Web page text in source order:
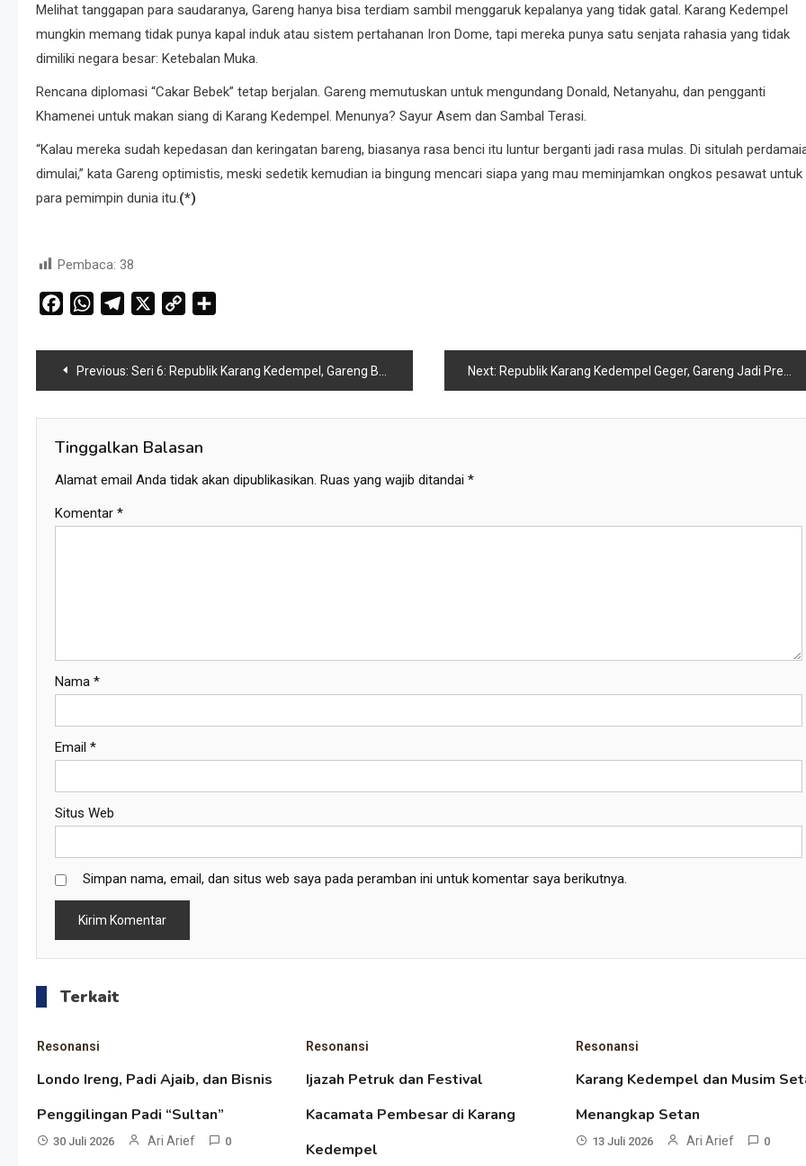
Melihat tanggapan para saudaranya, Gareng hanya bisa terdiam sambil menggaruk kepalanya yang tidak gatal. Karang Kedempel
mungkin memang tidak punya kapal induk atau sistem pertahanan Iron Dome, tapi mereka punya satu senjata rahasia yang tidak
dimiliki negara besar: Ketebalan Muka.
Rencana diplomasi “Cakar Bebek” tetap berjalan. Gareng memutuskan untuk mengundang Donald, Netanyahu, dan pengganti
Khamenei untuk makan siang di Karang Kedempel. Menunya? Sayur Asem dan Sambal Terasi.
“Kalau mereka sudah kepedasan dan keringatan bareng, biasanya rasa benci itu luntur berganti jadi rasa mulas. Di situlah
dimulai,” kata Gareng optimistis, meski sedetik kemudian ia bingung mencari siapa yang mau meminjamkan ongkos pesawat untuk
para pemimpin dunia itu.(*)
Pembaca: 38
FacebookWhatsAppTelegram
Copy
Navigasi
pos
Previous: Seri 6: Republik Karang Kedempel, Gareng Beri Koruptor Fasilitas, Rakyat Diberi Janji Kedaluwarsa Next: Republik Karang Kedempel Geger, Gareng Jadi Presiden, Menteri Malah “Sowan” ke Rumah Petruk!
Tinggalkan Balasan
Alamat email Anda tidak akan dipublikasikan. Ruas yang wajib ditandai *
Komentar *
Nama *
Email *
Situs Web
Simpan nama, email, dan situs web saya pada peramban ini untuk komentar saya berikutnya.
Terkait
Resonansi
Londo Ireng, Padi Ajaib, dan Bisnis
Penggilingan Padi “Sultan”
30 Juli 2026 Ari Arief 0
Resonansi
Ijazah Petruk dan Festival
Kacamata Pembesar di Karang
Kedempel
Resonansi
Karang Kedempel dan Musim
Menangkap Setan
13 Juli 2026 Ari Arief 0